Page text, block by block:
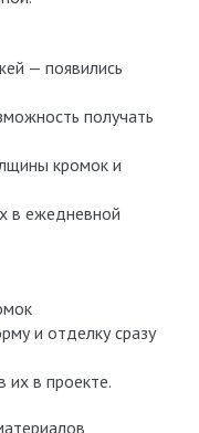
— появились
получать
кромок и
в ежедневной
и отделку сразу
их в проекте.